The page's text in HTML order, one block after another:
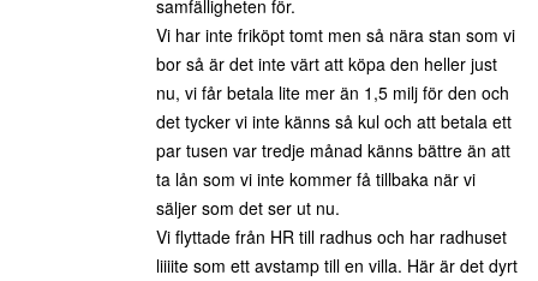
samfälligheten för.
Vi har inte friköpt tomt men så nära stan som vi
bor så är det inte värt att köpa den heller just
nu, vi får betala lite mer än 1,5 milj för den och
det tycker vi inte känns så kul och att betala ett
par tusen var tredje månad känns bättre än att
ta lån som vi inte kommer få tillbaka när vi
säljer som det ser ut nu.
Vi flyttade från HR till radhus och har radhuset
liiiite som ett avstamp till en villa. Här är det dyrt